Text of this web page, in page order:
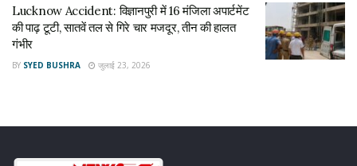
संबंधी जानकारी किसी के साथ साझा न करें। यदि साइबर ठगी का शिकार हों
तो तुरंत हेल्पलाइन 1930 या राष्ट्रीय साइबर क्राइम पोर्टल पर शिकायत दर्ज
कराएं।
Lucknow Accident: विज्ञानपुरी में 16 मंजिला अपार्टमेंट
की पाढ़ टूटी, सातवें तल से गिरे चार मजदूर, तीन की हालत
गंभीर
BY SYED BUSHRA जुलाई 23, 2026